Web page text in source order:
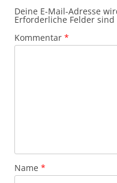
Deine E-Mail-Adresse
Erforderliche Felder
Kommentar *
Name *